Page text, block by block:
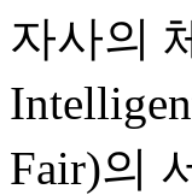
자사의
Fair)의